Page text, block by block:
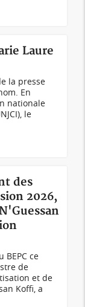
Laure
la presse
En
nationale
le
des
2026,
BEPC ce
de
et de
Koffi, a